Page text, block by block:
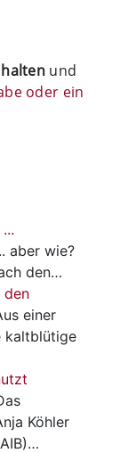
und
oder ein
aber wie?
den…
den
einer
kaltblütige
Köhler